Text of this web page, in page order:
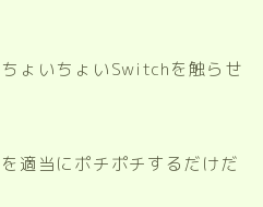
ょいちょいSwitchを触らせ
適当にポチポチするだけだ